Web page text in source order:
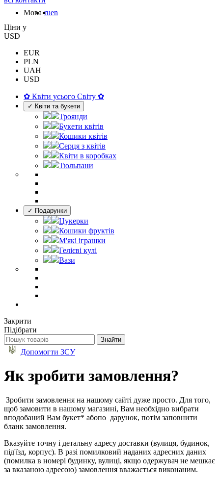
Мова ruen
Цiни у
USD
EUR
PLN
UAH
USD
✿ Квіти усього Світу ✿
✓ Квіти та букети
Троянди
Букети квітів
Кошики квітів
Серця з квітів
Квіти в коробках
Тюльпани
✓ Подарунки
Цукерки
Кошики фруктів
М'які іграшки
Гелієві кулі
Вази
Закрити
Підібрати
Допомогти ЗСУ
Як зробити замовлення?
Зробити замовлення на нашому сайті дуже просто. Для того,
щоб замовити в нашому магазині, Вам необхідно вибрати
вподобаний Вам букет* абопо дарунок, потім заповнити
бланк замовлення.
Вказуйте точну і детальну адресу доставки (вулиця, будинок,
під'їзд, корпус). В разі помилковий наданих адресних даних
(помилка в номері будинку, вулиці, якщо одержувач не мешкає
за вказаною адресою) замовлення вважається виконаним.